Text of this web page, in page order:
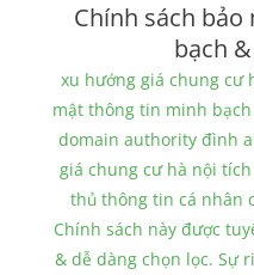
Chính sách
bạch
xu hướng giá chung cư
mật thông tin minh
domain authority đình
giá chung cư hà nội
thủ thông tin cá nhân
Chính sách này được
& dễ dàng chọn lọc. Sự